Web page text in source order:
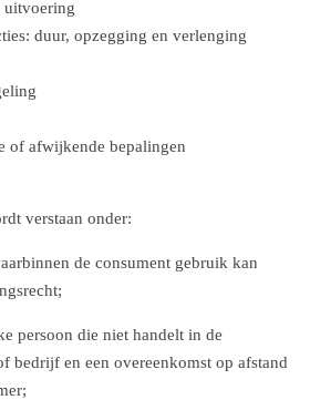
uitvoering
duur, opzegging en verlenging
of afwijkende bepalingen
verstaan onder:
de consument gebruik kan
persoon die niet handelt in de
bedrijf en een overeenkomst op afstand